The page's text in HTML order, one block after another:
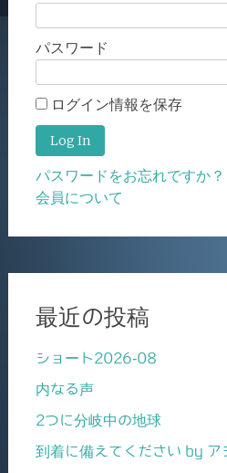
パスワード
ログイン情報を保存
パスワードをお忘れですか？
会員について
最近の投稿
ショート2026-08
内なる声
2つに分岐中の地球
到着に備えてください by ア